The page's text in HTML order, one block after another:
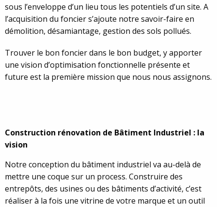
sous l’enveloppe d’un lieu tous les potentiels d’un site. A
l’acquisition du foncier s’ajoute notre savoir-faire en
démolition, désamiantage, gestion des sols pollués.
Trouver le bon foncier dans le bon budget, y apporter
une vision d’optimisation fonctionnelle présente et
future est la première mission que nous nous assignons.
Construction rénovation de Bâtiment Industriel : la
vision
Notre conception du bâtiment industriel va au-delà de
mettre une coque sur un process. Construire des
entrepôts, des usines ou des bâtiments d’activité, c’est
réaliser à la fois une vitrine de votre marque et un outil